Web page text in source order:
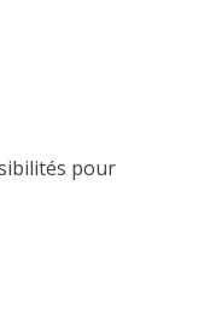
pour